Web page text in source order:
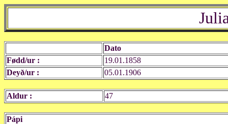
Dato
Fødd/ur :
19.01.1858
Deyð/ur :
05.01.1906
Aldur : 47
Pápi